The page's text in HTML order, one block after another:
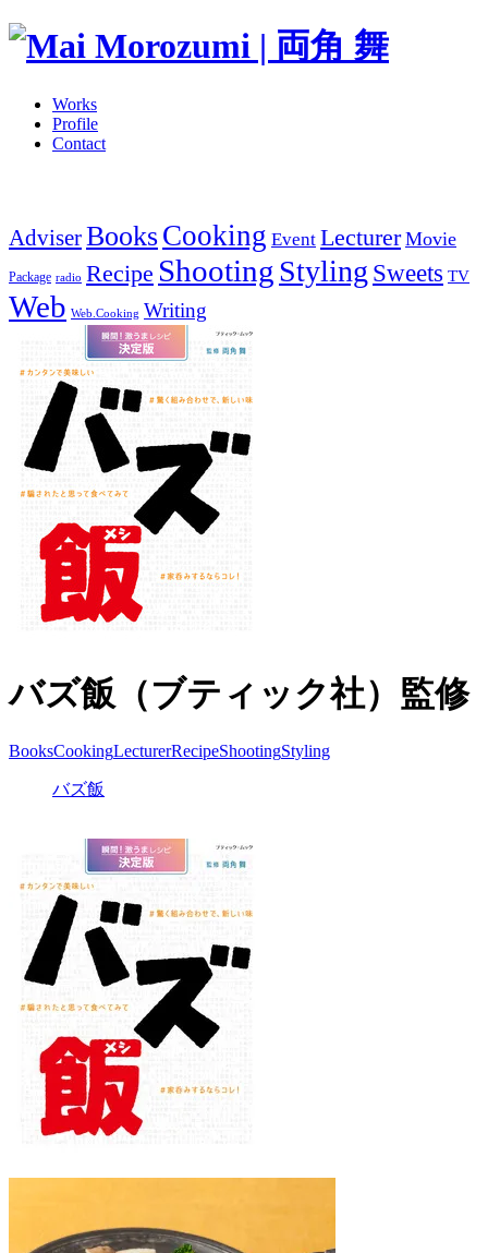
Works
Profile
Contact
AdviserBooksCooking Event Lecturer Movie
Package radio Recipe ShootingStyling Sweets TV
Web Web.Cooking Writing
バズ飯（ブティック社）監修
BooksCookingLecturerRecipeShootingStyling
バズ飯